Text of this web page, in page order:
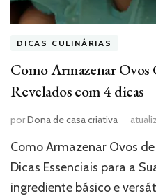
DICAS CULINÁRIAS
Como Armazenar Ovos
Revelados com 4 dicas
porDona de casa criativa
Como Armazenar Ovos
Dicas Essenciais para a
ingrediente básico e